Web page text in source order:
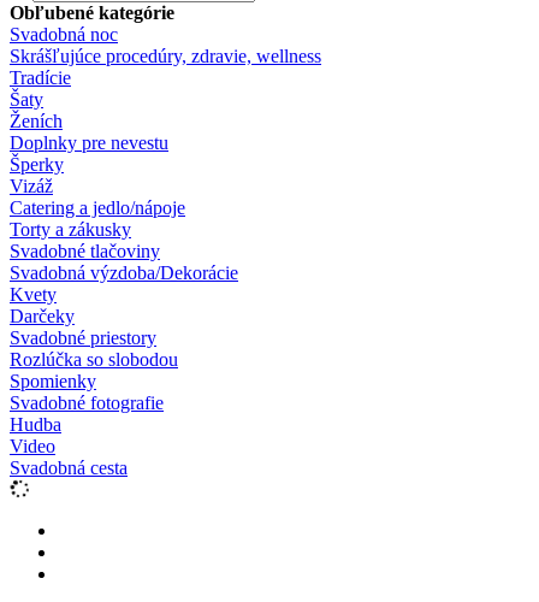
Obľubené kategórie
Svadobná noc
Skrášľujúce procedúry, zdravie, wellness
Tradície
Šaty
Ženích
Doplnky pre nevestu
Šperky
Vizáž
Catering a jedlo/nápoje
Torty a zákusky
Svadobné tlačoviny
Svadobná výzdoba/Dekorácie
Kvety
Darčeky
Svadobné priestory
Rozlúčka so slobodou
Spomienky
Svadobné fotografie
Hudba
Video
Svadobná cesta